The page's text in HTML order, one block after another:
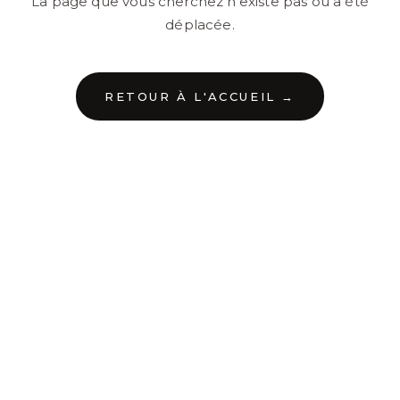
déplacée.
RETOUR À L'ACCUEIL →